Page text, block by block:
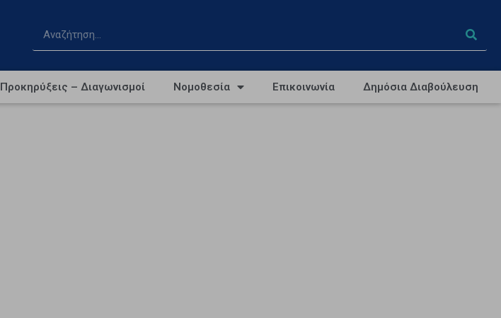
Προκηρύξεις – Διαγωνισμοί Νομοθεσία Επικοινωνία Δημόσια Διαβούλευση